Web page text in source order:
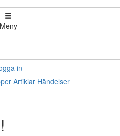
Meny
in
Artiklar Händelser